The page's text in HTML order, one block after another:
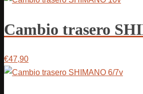
Cambio trasero
€47,90